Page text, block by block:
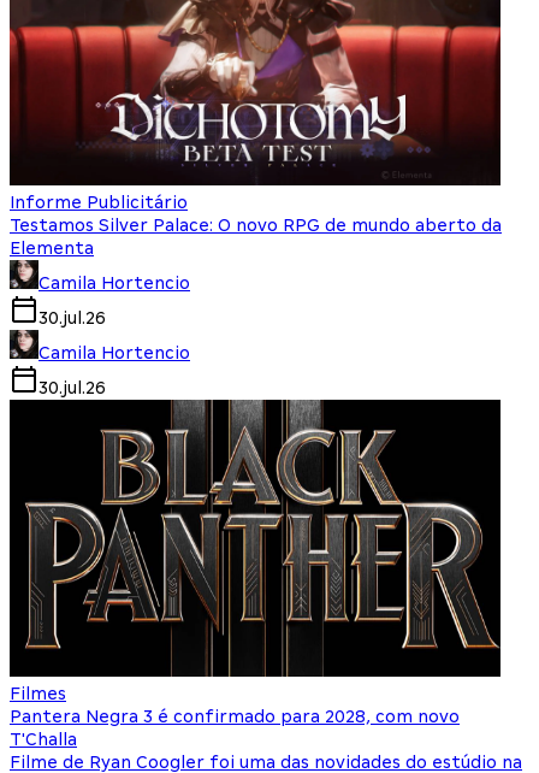
Informe Publicitário
Testamos Silver Palace: O novo RPG de mundo aberto da
Elementa
Camila Hortencio
30.jul.26
Camila Hortencio
30.jul.26
Filmes
Pantera Negra 3 é confirmado para 2028, com novo
T'Challa
Filme de Ryan Coogler foi uma das novidades do estúdio na